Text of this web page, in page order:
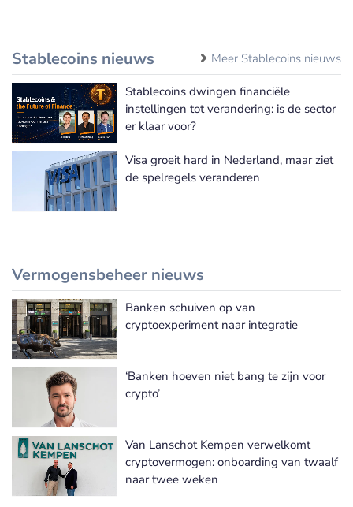
Stablecoins nieuws Meer Stablecoins nieuws
Stablecoins dwingen financiële
instellingen tot verandering: is de sector
er klaar voor?
Visa groeit hard in Nederland, maar ziet
de spelregels veranderen
Vermogensbeheer nieuws
Meer Vermogensbeheer nieuws
Banken schuiven op van
cryptoexperiment naar integratie
‘Banken hoeven niet bang te zijn voor
crypto’
Van Lanschot Kempen verwelkomt
cryptovermogen: onboarding van twaalf
naar twee weken